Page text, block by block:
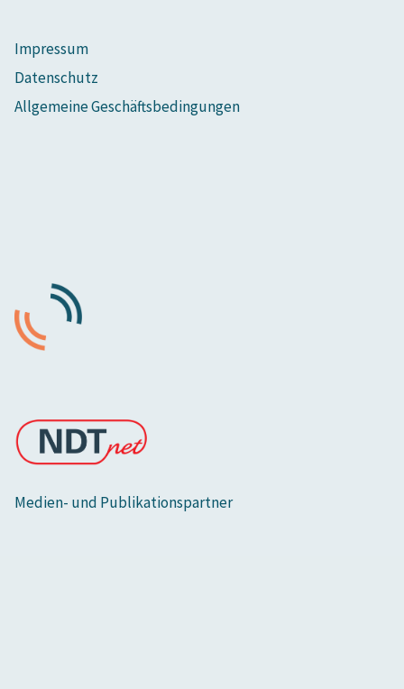
Impressum
Datenschutz
Allgemeine Geschäftsbedingungen
Medien- und Publikationspartner